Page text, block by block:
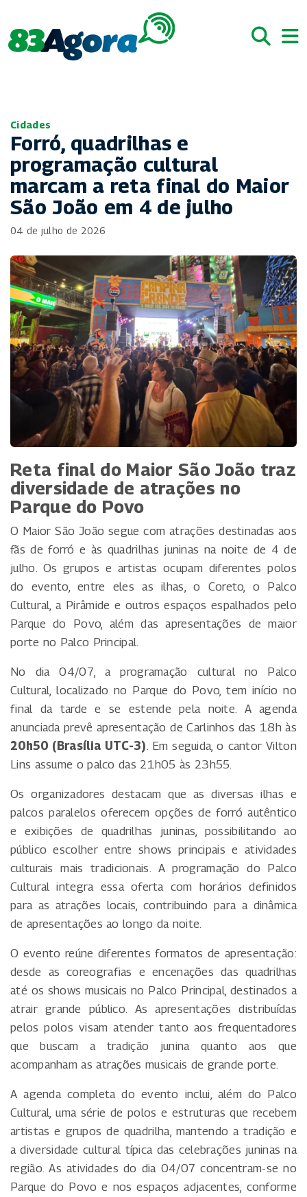
Cidades
Forró, quadrilhas e
programação cultural
marcam a reta final do Maior
São João em 4 de julho
04 de julho de 2026
Reta final do Maior São João traz
diversidade de atrações no
Parque do Povo
O Maior São João segue com atrações destinadas aos
fãs de forró e às quadrilhas juninas na noite de 4 de
julho. Os grupos e artistas ocupam diferentes polos
do evento, entre eles as ilhas, o Coreto, o Palco
Cultural, a Pirâmide e outros espaços espalhados pelo
Parque do Povo, além das apresentações de maior
porte no Palco Principal.
No dia 04/07, a programação cultural no Palco
Cultural, localizado no Parque do Povo, tem início no
final da tarde e se estende pela noite. A agenda
anunciada prevê apresentação de Carlinhos das 18h às
20h50 (Brasília UTC-3) . Em seguida, o cantor Vilton
Lins assume o palco das 21h05 às 23h55.
Os organizadores destacam que as diversas ilhas e
palcos paralelos oferecem opções de forró autêntico
e exibições de quadrilhas juninas, possibilitando ao
público escolher entre shows principais e atividades
culturais mais tradicionais. A programação do Palco
Cultural integra essa oferta com horários definidos
para as atrações locais, contribuindo para a dinâmica
de apresentações ao longo da noite.
O evento reúne diferentes formatos de apresentação:
desde as coreografias e encenações das quadrilhas
até os shows musicais no Palco Principal, destinados a
atrair grande público. As apresentações distribuídas
pelos polos visam atender tanto aos frequentadores
que buscam a tradição junina quanto aos que
acompanham as atrações musicais de grande porte.
A agenda completa do evento inclui, além do Palco
Cultural, uma série de polos e estruturas que recebem
artistas e grupos de quadrilha, mantendo a tradição e
a diversidade cultural típica das celebrações juninas na
região. As atividades do dia 04/07 concentram-se no
Parque do Povo e nos espaços adjacentes, conforme